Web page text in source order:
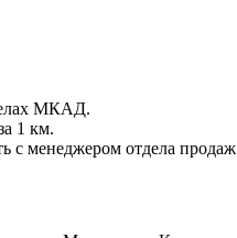
МКАД.
1 км.
с менеджером отдела